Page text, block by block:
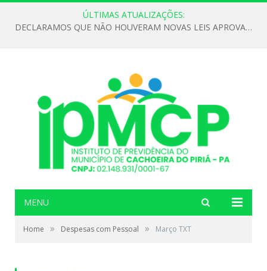
ÚLTIMAS ATUALIZAÇÕES:
DECLARAMOS QUE NÃO HOUVERAM NOVAS LEIS APROVADAS ATÉ O MOMENTO PARA O INSTITUTO DE PREVIDÊNCIA NO ANO DE 2026
MENU
Home » Despesas com Pessoal » Março TXT